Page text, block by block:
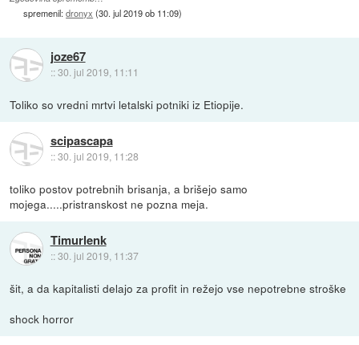
spremenil:dronyx (30. jul 2019 ob 11:09)
joze67
::30. jul 2019, 11:11
Toliko so vredni mrtvi letalski potniki iz Etiopije.
scipascapa
::30. jul 2019, 11:28
toliko postov potrebnih brisanja, a brišejo samo
mojega.....pristranskost ne pozna meja.
Timurlenk
::30. jul 2019, 11:37
šit, a da kapitalisti delajo za profit in režejo vse nepotrebne stroške
shock horror